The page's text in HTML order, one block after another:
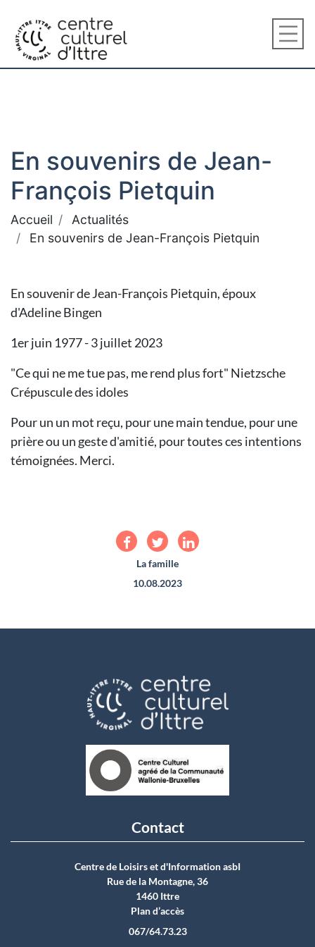
En souvenirs de Jean-
François Pietquin
Accueil
Actualités
En souvenirs de Jean-François Pietquin
En souvenir de Jean-François Pietquin, époux
d'Adeline Bingen
1er juin 1977 - 3 juillet 2023
"Ce qui ne me tue pas, me rend plus fort" Nietzsche
Crépuscule des idoles
Pour un un mot reçu, pour une main tendue, pour une
prière ou un geste d'amitié, pour toutes ces intentions
témoignées. Merci.
La famille
10.08.2023
Contact
Centre de Loisirs et d'Information asbI
Rue de la Montagne, 36
1460 Ittre
Plan d’accès
067/64.73.23